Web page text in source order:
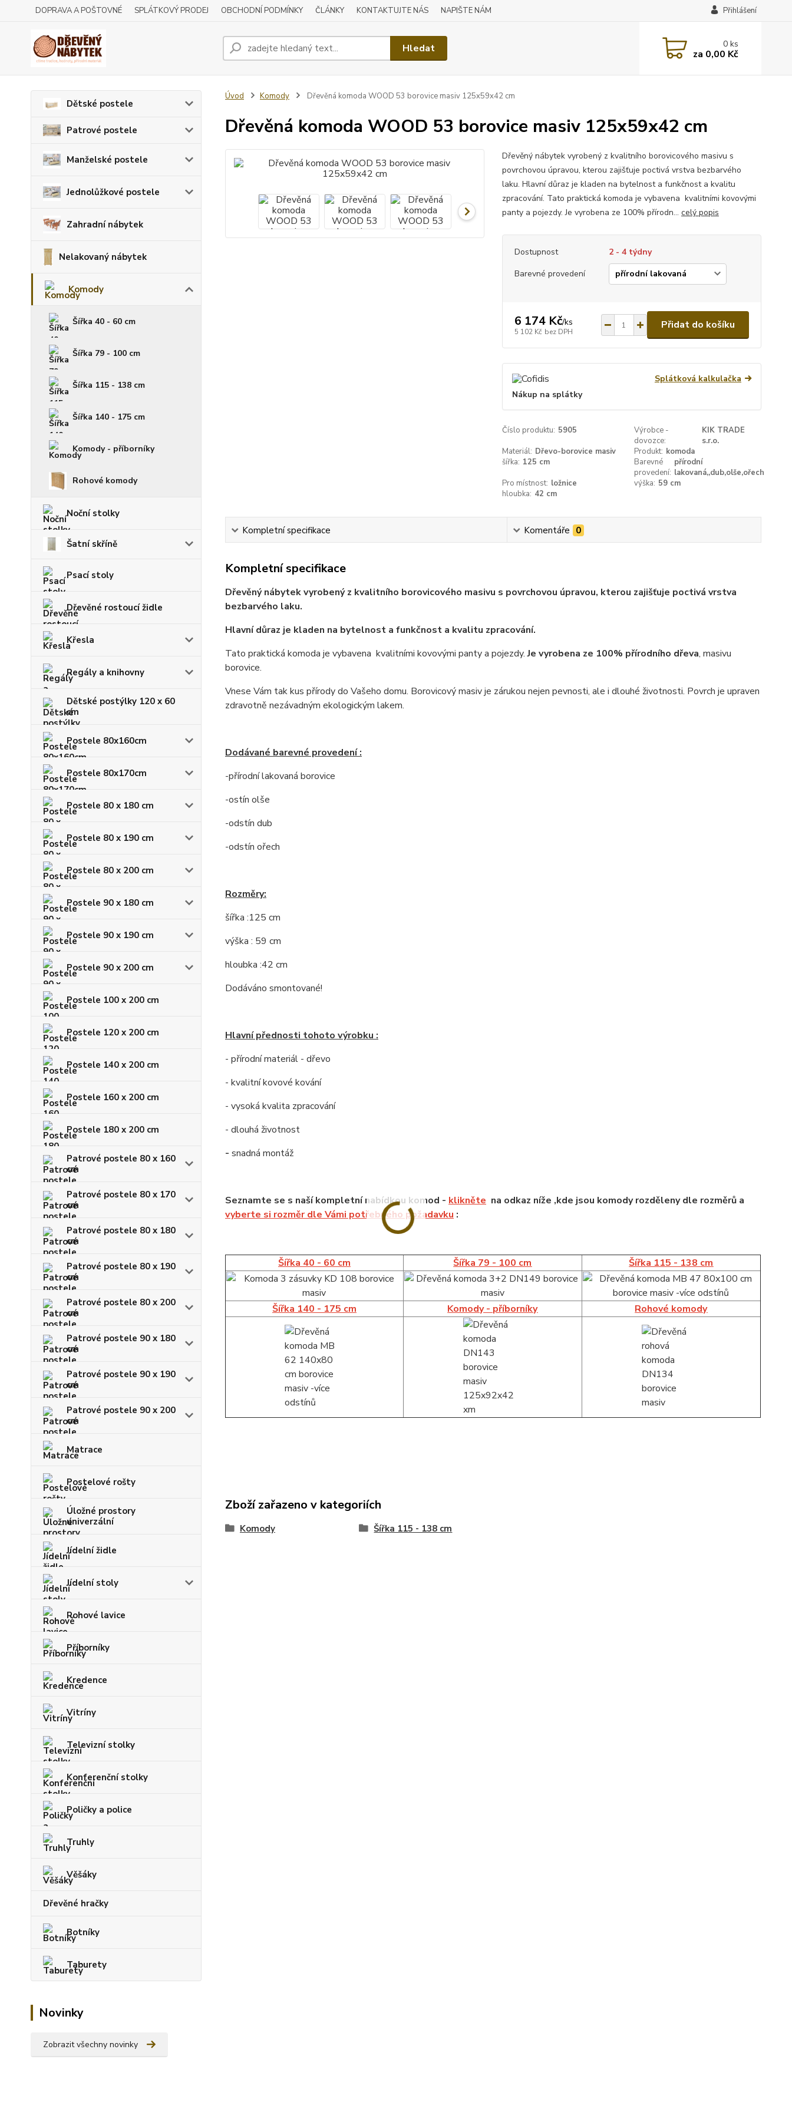
DOPRAVA A POŠTOVNÉ SPLÁTKOVÝ PRODEJ OBCHODNÍ PODMÍNKY ČLÁNKY KONTAKTUJTE NÁS NAPIŠTE NÁM Přihlášení
Hledat 0ks
za 0,00 Kč
Dětské postele
Patrové postele
Manželské postele
Jednolůžkové postele
Zahradní nábytek
Nelakovaný nábytek
Komody
Šířka 40 - 60 cm
Šířka 79 - 100 cm
Šířka 115 - 138 cm
Šířka 140 - 175 cm
Komody - příborníky
Rohové komody
Noční stolky
Šatní skříně
Psací stoly
Dřevěné rostoucí židle
Křesla
Regály a knihovny
Dětské postýlky 120 x 60
cm
Postele 80x160cm
Postele 80x170cm
Postele 80 x 180 cm
Postele 80 x 190 cm
Postele 80 x 200 cm
Postele 90 x 180 cm
Postele 90 x 190 cm
Postele 90 x 200 cm
Postele 100 x 200 cm
Postele 120 x 200 cm
Postele 140 x 200 cm
Postele 160 x 200 cm
Postele 180 x 200 cm
Patrové postele 80 x 160
cm
Patrové postele 80 x 170
cm
Patrové postele 80 x 180
cm
Patrové postele 80 x 190
cm
Patrové postele 80 x 200
cm
Patrové postele 90 x 180
cm
Patrové postele 90 x 190
cm
Patrové postele 90 x 200
cm
Matrace
Postelové rošty
Úložné prostory
univerzální
Jídelní židle
Jídelní stoly
Rohové lavice
Příborníky
Kredence
Vitríny
Televizní stolky
Konferenční stolky
Poličky a police
Truhly
Věšáky
Dřevěné hračky
Botníky
Taburety
Novinky
Zobrazit všechny novinky
Úvod Komody Dřevěná komoda WOOD 53 borovice masiv 125x59x42 cm
Dřevěná komoda WOOD 53 borovice masiv 125x59x42 cm
Dřevěný nábytek vyrobený z kvalitního borovicového masivu s
povrchovou úpravou, kterou zajišťuje poctivá vrstva bezbarvého
laku. Hlavní důraz je kladen na bytelnost a funkčnost a kvalitu
zpracování. Tato praktická komoda je vybavena kvalitními kovovými
panty a pojezdy. Je vyrobena ze 100% přírodn... celý popis
Dostupnost
2 - 4 týdny
Barevné provedení
6 174 Kč/ks
5 102 Kč bez DPH
Přidat do košíku
Splátková kalkulačka
Nákup na splátky
Číslo produktu: 5905
Výrobce -
dovozce:
KIK TRADE
s.r.o.
Materiál: Dřevo-borovice masiv Produkt: komoda
šířka: 125 cm
Barevné
provedení:
přírodní
lakovaná,,dub,olše,ořech
Pro místnost: ložnice výška: 59 cm
hloubka: 42 cm
Kompletní specifikace Komentáře 0
Kompletní specifikace
Dřevěný nábytek vyrobený z kvalitního borovicového masivu s povrchovou úpravou, kterou zajišťuje poctivá vrstva
bezbarvého laku.
Hlavní důraz je kladen na bytelnost a funkčnost a kvalitu zpracování.
Tato praktická komoda je vybavena kvalitními kovovými panty a pojezdy.Je vyrobena ze 100% přírodního dřeva, masivu
borovice.
Vnese Vám tak kus přírody do Vašeho domu. Borovicový masiv je zárukou nejen pevnosti, ale i dlouhé životnosti. Povrch je upraven
zdravotně nezávadným ekologickým lakem.
Dodávané barevné provedení :
-přírodní lakovaná borovice
-ostín olše
-odstín dub
-odstín ořech
Rozměry:
šířka :125 cm
výška : 59 cm
hloubka :42 cm
Dodáváno smontované!
Hlavní přednosti tohoto výrobku :
- přírodní materiál - dřevo
- kvalitní kovové kování
- vysoká kvalita zpracování
- dlouhá životnost
- snadná montáž
Seznamte se s naší kompletní nabídkou komod - klikněte na odkaz níže ,kde jsou komody rozděleny dle rozměrů a
vyberte si rozměr dle Vámi potřebného požadavku :
Šířka 40 - 60 cm Šířka 79 - 100 cm Šířka 115 - 138 cm
Šířka 140 - 175 cm Komody - příborníky Rohové komody
Zboží zařazeno v kategoriích
Komody Šířka 115 - 138 cm